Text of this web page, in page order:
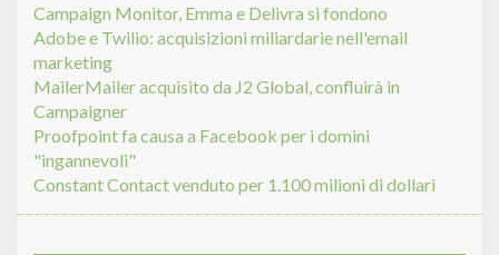
Campaign Monitor, Emma e Delivra si fondono
Adobe e Twilio: acquisizioni miliardarie nell'email
marketing
MailerMailer acquisito da J2 Global, confluirà in
Campaigner
Proofpoint fa causa a Facebook per i domini
"ingannevoli"
Constant Contact venduto per 1.100 milioni di dollari